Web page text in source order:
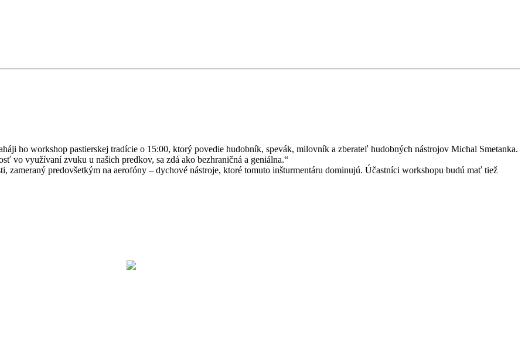
ho workshop pastierskej tradície o 15:00, ktorý povedie hudobník, spevák, milovník a zberateľ hudobných nástrojov Michal Smetanka.
vo využívaní zvuku u našich predkov, sa zdá ako bezhraničná a geniálna.“
zameraný predovšetkým na aerofóny – dychové nástroje, ktoré tomuto inšturmentáru dominujú. Účastníci workshopu budú mať tiež